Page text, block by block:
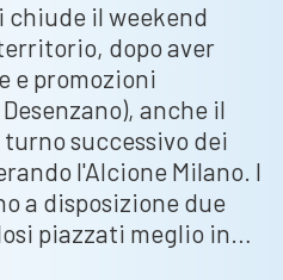
chiude il weekend
dopo aver
e promozioni
anche il
successivo dei
l'Alcione Milano. I
a disposizione due
piazzati meglio in…